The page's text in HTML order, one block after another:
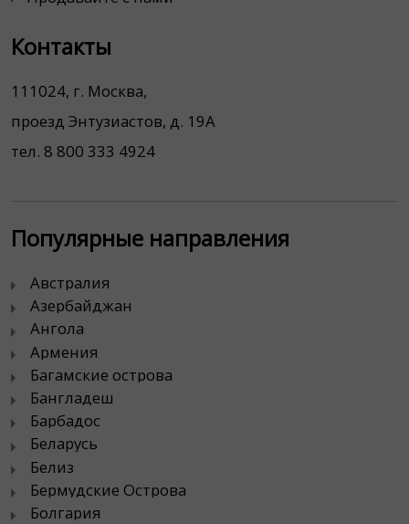
Контакты
111024, г. Москва,
проезд Энтузиастов, д. 19А
тел. 8 800 333 4924
Популярные направления
Австралия
Азербайджан
Ангола
Армения
Багамские острова
Бангладеш
Барбадос
Беларусь
Белиз
Бермудские Острова
Болгария